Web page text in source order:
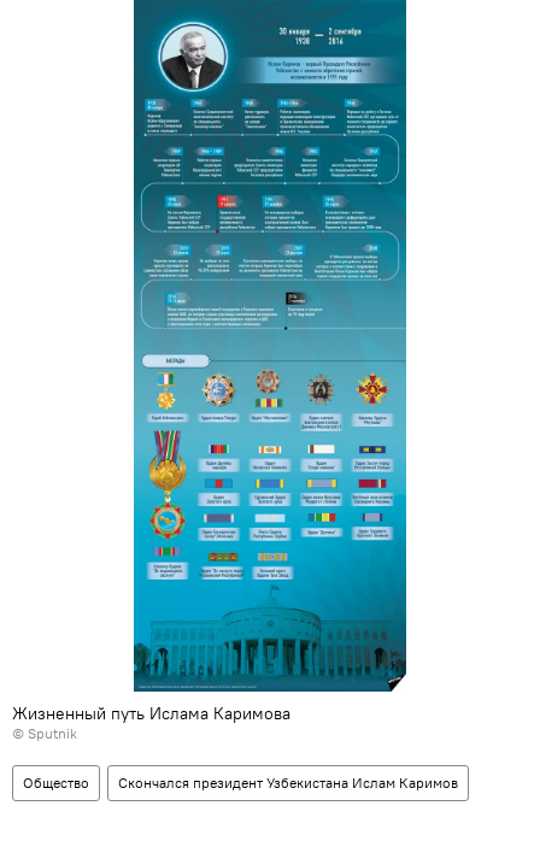
Жизненный путь Ислама Каримова
© Sputnik
Общество Скончался президент Узбекистана Ислам Каримов